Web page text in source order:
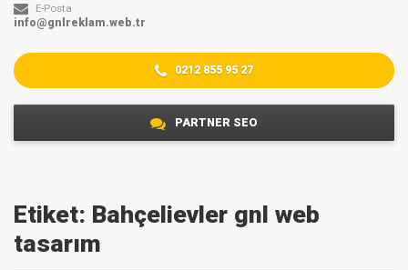
PARTNER SEO
E-Posta
info@gnlreklam.web.tr
0212 855 95 27
Etiket: Bahçelievler gnl web
tasarım